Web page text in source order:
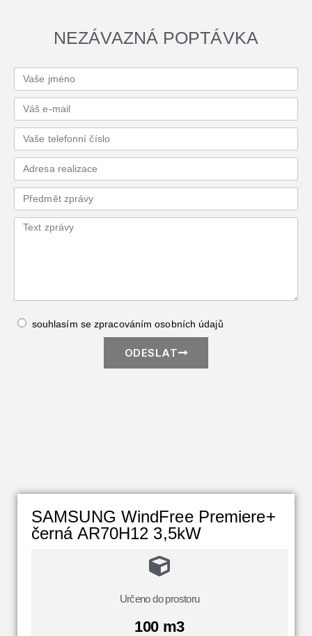
NEZÁVAZNÁ POPTÁVKA
souhlasím se zpracovánímosobních údajů
ODESLAT
SAMSUNG WindFree Premiere+
černá AR70H12 3,5kW
Určeno do prostoru
100 m3